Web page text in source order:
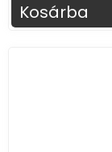
Kosárba